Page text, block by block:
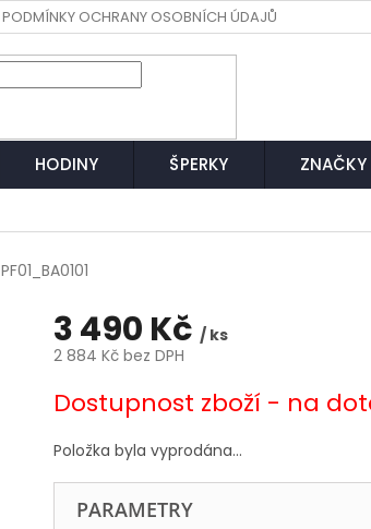
PODMÍNKY OCHRANY OSOBNÍCH ÚDAJŮ
HODINY ŠPERKY ZNAČKY
PF01_BA0101
3 490 Kč / ks
2 884 Kč bez DPH
cena:
Dostupnost zboží - na
Položka byla vyprodána…
PARAMETRY